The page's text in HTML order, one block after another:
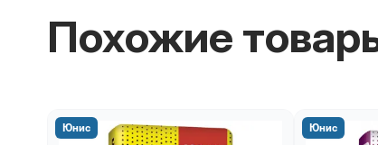
Похожие
Юнис Юнис